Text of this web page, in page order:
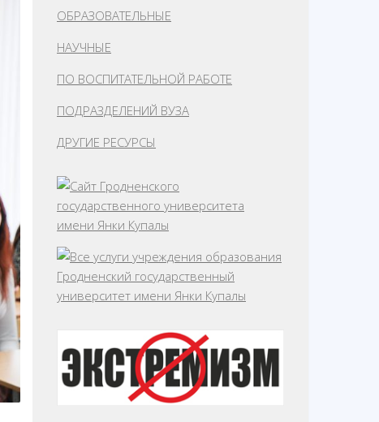
ОБРАЗОВАТЕЛЬНЫЕ
НАУЧНЫЕ
ПО ВОСПИТАТЕЛЬНОЙ РАБОТЕ
ПОДРАЗДЕЛЕНИЙ ВУЗА
ДРУГИЕ РЕСУРСЫ